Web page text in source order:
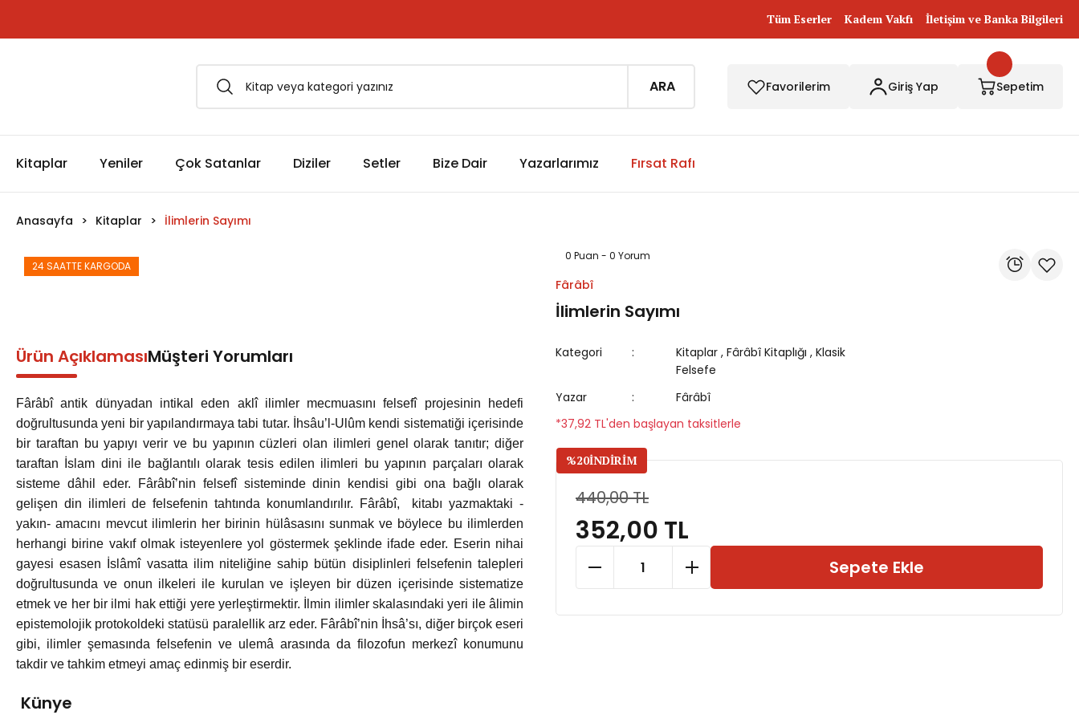
Tüm Eserler Kadem Vakfı İletişim ve Banka Bilgileri
ARA Favorilerim Giriş Yap Sepetim
Kitaplar Yeniler Çok Satanlar Diziler Setler Bize Dair Yazarlarımız Fırsat Rafı
Anasayfa Kitaplar İlimlerin Sayımı
24 SAATTE KARGODA
Ürün AçıklamasıMüşteri Yorumları
Fârâbî antik dünyadan intikal eden aklî ilimler mecmuasını felsefî projesinin hedefi
doğrultusunda yeni bir yapılandırmaya tabi tutar. İhsâu’l-Ulûm kendi sistematiği içerisinde
bir taraftan bu yapıyı verir ve bu yapının cüzleri olan ilimleri genel olarak tanıtır; diğer
taraftan İslam dini ile bağlantılı olarak tesis edilen ilimleri bu yapının parçaları olarak
sisteme dâhil eder. Fârâbî’nin felsefî sisteminde dinin kendisi gibi ona bağlı olarak
gelişen din ilimleri de felsefenin tahtında konumlandırılır. Fârâbî, kitabı yazmaktaki -
yakın- amacını mevcut ilimlerin her birinin hülâsasını sunmak ve böylece bu ilimlerden
herhangi birine vakıf olmak isteyenlere yol göstermek şeklinde ifade eder. Eserin nihai
gayesi esasen İslâmî vasatta ilim niteliğine sahip bütün disiplinleri felsefenin talepleri
doğrultusunda ve onun ilkeleri ile kurulan ve işleyen bir düzen içerisinde sistematize
etmek ve her bir ilmi hak ettiği yere yerleştirmektir. İlmin ilimler skalasındaki yeri ile âlimin
epistemolojik protokoldeki statüsü paralellik arz eder. Fârâbî’nin İhsâ’sı, diğer birçok eseri
gibi, ilimler şemasında felsefenin ve ulemâ arasında da filozofun merkezî konumunu
takdir ve tahkim etmeyi amaç edinmiş bir eserdir.
Künye
0 Puan - 0 Yorum
Fârâbî
İlimlerin Sayımı
Kategori Kitaplar , Fârâbî Kitaplığı , Klasik
Felsefe
Yazar
Fârâbî
*37,92 TL'den başlayan taksitlerle
%20İNDİRİM
440,00 TL
352,00 TL
Sepete Ekle